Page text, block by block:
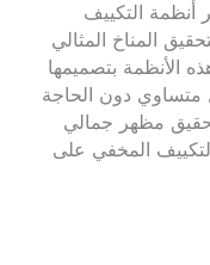
أنظمة التكييف
المناخ المثالي
الأنظمة بتصميمها
متساوي دون الحاجة
مظهر جمالي
المخفي على